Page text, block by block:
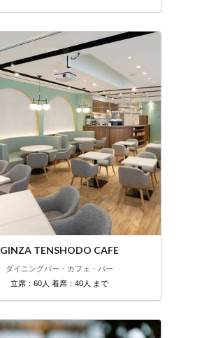
GINZA TENSHODO CAFE
ダイニングバー・カフェ・バー
立席：60人 着席：40人 まで